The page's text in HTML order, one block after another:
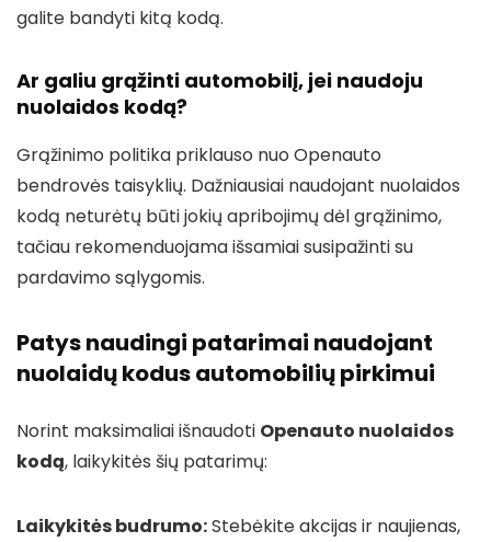
galite bandyti kitą kodą.
Ar galiu grąžinti automobilį, jei naudoju
nuolaidos kodą?
Grąžinimo politika priklauso nuo Openauto
bendrovės taisyklių. Dažniausiai naudojant nuolaidos
kodą neturėtų būti jokių apribojimų dėl grąžinimo,
tačiau rekomenduojama išsamiai susipažinti su
pardavimo sąlygomis.
Patys naudingi patarimai naudojant
nuolaidų kodus automobilių pirkimui
Norint maksimaliai išnaudoti Openauto nuolaidos
kodą, laikykitės šių patarimų:
Laikykitės budrumo:Stebėkite akcijas ir naujienas,